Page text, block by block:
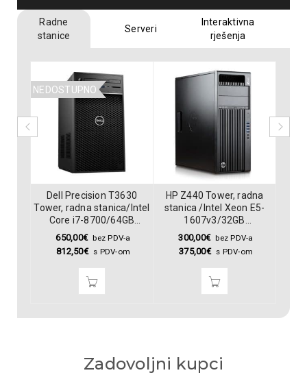
Radne
stanice
Serveri
Interaktivna
rješenja
NEDOSTUPNO
Dell Precision T3630
Tower, radna stanica/Intel
Core i7-8700/64GB
DDR4/256 GB
SSD/DVD/Quadro P2000
5GB DDR5
650,00€ bez PDV-a
812,50€ s PDV-om
HP Z440 Tower, radna
stanica /Intel Xeon E5-
1607v3/32GB
DDR4/2TB/DVD/Nvidia
Quadro K2200
300,00€ bez PDV-a
375,00€ s PDV-om
Zadovoljni kupci